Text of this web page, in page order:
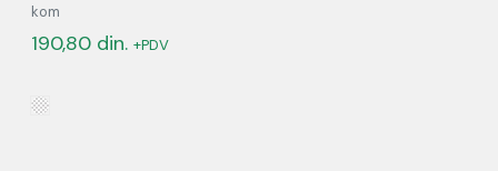
kom
190,80 din. +PDV